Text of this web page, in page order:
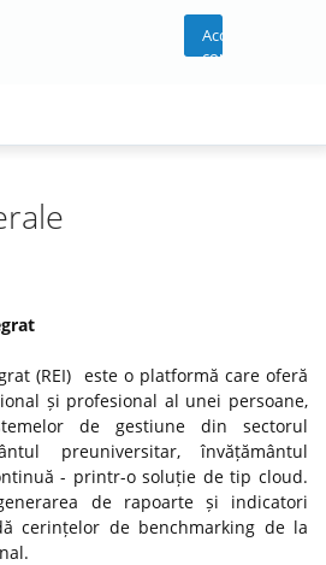
Acces
cont
(REI) este o platformă care oferă
și profesional al unei persoane,
de gestiune din sectorul
preuniversitar, învățământul
- printr-o soluție de tip cloud.
de rapoarte și indicatori
cerințelor de benchmarking de la